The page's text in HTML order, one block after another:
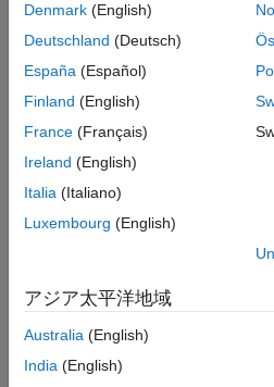
トピック
MATLAB 関数への .NET データ
.NET アプリケーションでの
Denmark (English)
Deutschland (Deutsch)
España (Español)
Finland (English)
France (Français)
Ireland (English)
Italia (Italiano)
Luxembourg (English)
アジア太平洋地域
Australia (English)
India (English)
トラストセンター